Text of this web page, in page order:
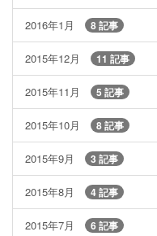
2016年1月 8 記事
2015年12月 11 記事
2015年11月 5 記事
2015年10月 8 記事
2015年9月 3 記事
2015年8月 4 記事
2015年7月 6 記事